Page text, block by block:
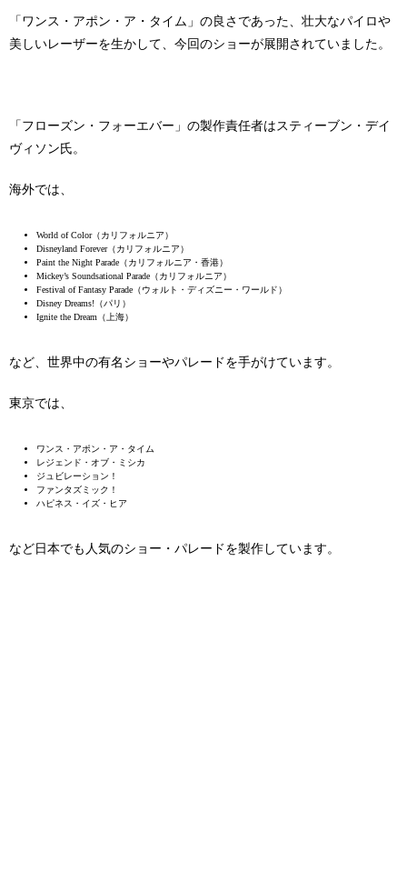
「ワンス・アポン・ア・タイム」の良さであった、壮大なパイロや
美しいレーザーを生かして、今回のショーが展開されていました。
「フローズン・フォーエバー」の製作責任者はスティーブン・デイ
ヴィソン氏。
海外では、
World of Color（カリフォルニア）
Disneyland Forever（カリフォルニア）
Paint the Night Parade（カリフォルニア・香港）
Mickey’s Soundsational Parade（カリフォルニア）
Festival of Fantasy Parade（ウォルト・ディズニー・ワールド）
Disney Dreams!（パリ）
Ignite the Dream（上海）
など、世界中の有名ショーやパレードを手がけています。
東京では、
ワンス・アポン・ア・タイム
レジェンド・オブ・ミシカ
ジュビレーション！
ファンタズミック！
ハピネス・イズ・ヒア
など日本でも人気のショー・パレードを製作しています。